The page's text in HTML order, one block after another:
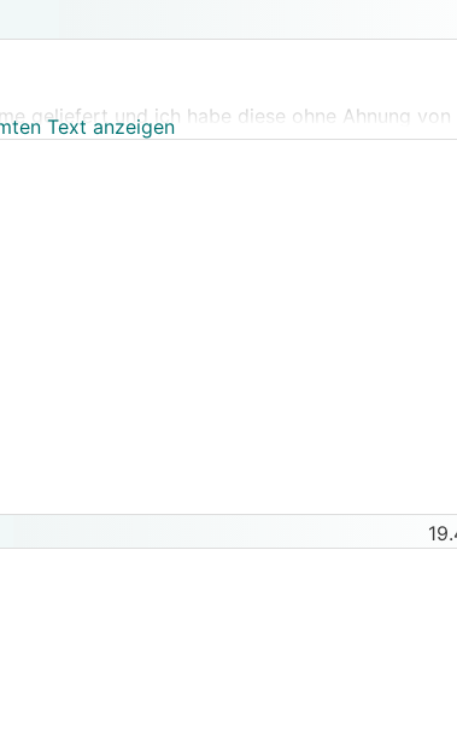
geliefert und ich habe diese ohne Ahnung
Text anzeigen